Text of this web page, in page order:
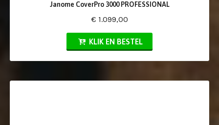
Janome CoverPro 3000 PROFESSIONAL
€ 1.099,00
KLIK EN BESTEL